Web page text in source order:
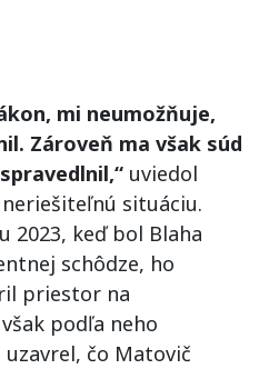
mi neumožňuje,
Zároveň ma však súd
uviedol
situáciu.
2023, keď bol Blaha
schôdze, ho
priestor na
podľa neho
čo Matovič